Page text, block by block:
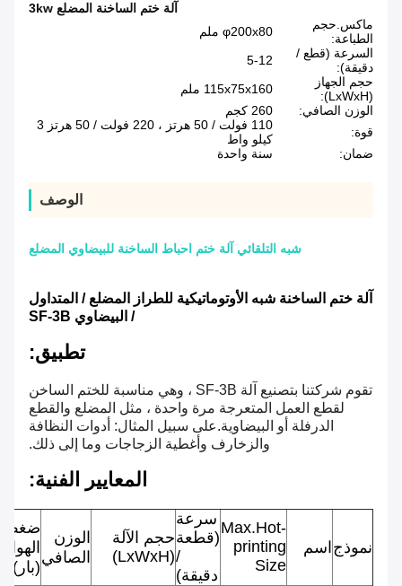
آلة ختم الساخنة المضلع 3kw
ماكس.حجم
الطباعة:
φ200x80 ملم
السرعة (قطع /
دقيقة):
5-12
حجم الجهاز
(LxWxH):
115x75x160 ملم
الوزن الصافي:
260 كجم
قوة:
110 فولت / 50 هرتز ، 220 فولت / 50 هرتز 3
كيلو واط
ضمان:
سنة واحدة
الوصف
شبه التلقائي آلة ختم احباط الساخنة للبيضاوي المضلع
آلة ختم الساخنة شبه الأوتوماتيكية للطراز المضلع / المتداول
/ البيضاوي SF-3B
تطبيق:
تقوم شركتنا بتصنيع آلة SF-3B ، وهي مناسبة للختم الساخن
لقطع العمل المتعرجة مرة واحدة ، مثل المضلع والقطع
الدرفلة أو البيضاوية.على سبيل المثال: أدوات النظافة
والزخارف وأغطية الزجاجات وما إلى ذلك.
المعايير الفنية:
نموذج اسم
Max.Hot-
printing
Size
سرعة
(قطعة
/
دقيقة)
حجم الآلة
(LxWxH)
الوزن
الصافي
ضغط
الهواء
(بار)